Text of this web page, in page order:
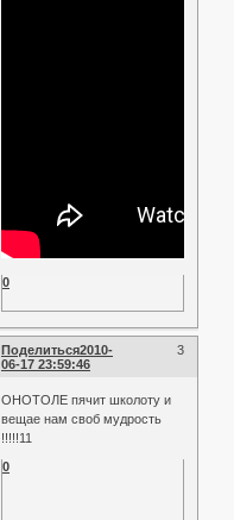
0
Поделиться 3
2010-
06-17 23:59:46
ОНОТОЛЕ пячит школоту и
вещае нам своб мудрость
!!!!!11
0